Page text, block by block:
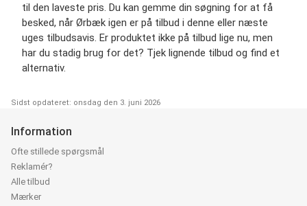
til den laveste pris. Du kan gemme din søgning for at få
besked, når Ørbæk igen er på tilbud i denne eller næste
uges tilbudsavis. Er produktet ikke på tilbud lige nu, men
har du stadig brug for det? Tjek lignende tilbud og find et
alternativ.
Sidst opdateret: onsdag den 3. juni 2026
Information
Ofte stillede spørgsmål
Reklamér?
Alle tilbud
Mærker